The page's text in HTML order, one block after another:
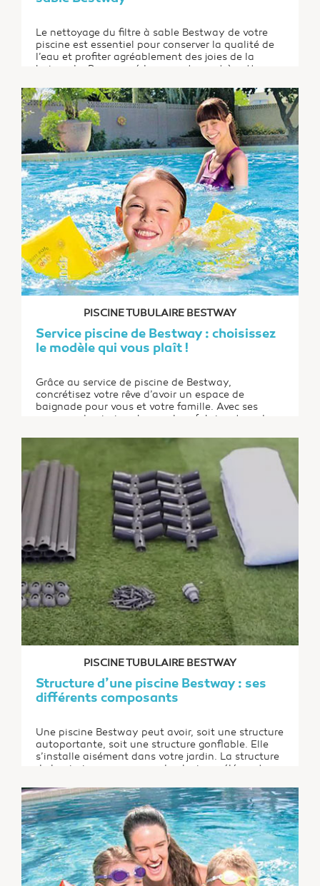
Le nettoyage du filtre à sable Bestway de votre
piscine est essentiel pour conserver la qualité de
l’eau et profiter agréablement des joies de la
baignade. Pour procéder correctement à cette
PISCINE TUBULAIRE BESTWAY
Service piscine de Bestway : choisissez
le modèle qui vous plaît !
Grâce au service de piscine de Bestway,
concrétisez votre rêve d’avoir un espace de
baignade pour vous et votre famille. Avec ses
gammes de piscines hors sol, ce fabricant rend
retour du soleil, vous pouvez vous offrir une bonne
trempette dans votre jardin pour vous rafraîchir...
PISCINE TUBULAIRE BESTWAY
Structure d’une piscine Bestway : ses
différents composants
Une piscine Bestway peut avoir, soit une structure
autoportante, soit une structure gonflable. Elle
s’installe aisément dans votre jardin. La structure
de la piscine se compose de plusieurs éléments
pratique. On vous en parle en détail dans cet
article.